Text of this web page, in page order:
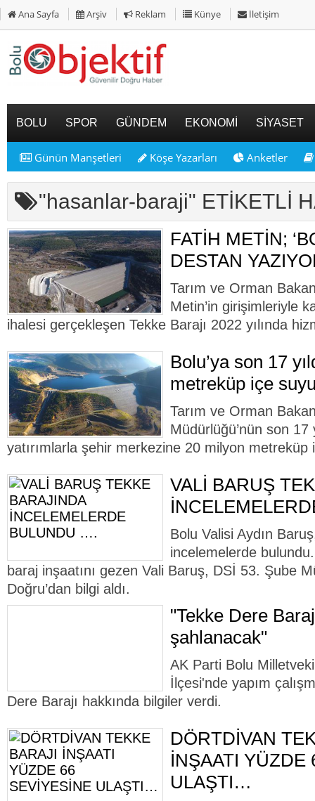
Ana Sayfa Arşiv Reklam Künye İletişim
BOLU SPOR GÜNDEM EKONOMİ SİYASET
Günün Manşetleri Köşe Yazarları Anketler
"hasanlar-baraji" ETİKETLİ
FATİH METİN;
DESTAN
Tarım ve Orman
Metin’in girişimleriyle
ihalesi gerçekleşen Tekke Barajı 2022 yılında
Bolu’ya son 17
metreküp içe
Tarım ve Orman
Müdürlüğü’nün son 17
yatırımlarla şehir merkezine 20 milyon metreküp
VALİ BARUŞ
Bolu Valisi Aydın
incelemelerde
baraj inşaatını gezen Vali Baruş, DSİ 53. Şube
Doğru’dan bilgi aldı.
"Tekke Dere
şahlanacak"
AK Parti Bolu
İlçesi'nde yapım
Dere Barajı hakkında bilgiler verdi.
DÖRTDİVAN
İNŞAATI YÜZDE
ULAŞTI…